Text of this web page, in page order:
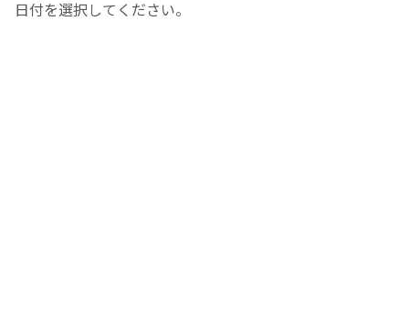
日付を選択してください。